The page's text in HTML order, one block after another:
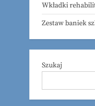
Wkładki
Zestaw baniek
Szukaj